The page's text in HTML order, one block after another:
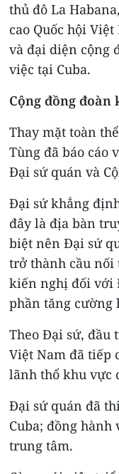
thủ đô La
cao Quốc hội
và đại diện cộng
việc tại Cuba.
Cộng đồng đoàn
Thay mặt toàn
Tùng đã báo cáo
Đại sứ quán và
Đại sứ khẳng
đây là địa bàn
biệt nên Đại sứ
trở thành cầu nối
kiến nghị đối với
phần tăng cường
Theo Đại sứ, đầu
Việt Nam đã tiếp
lãnh thổ khu vực
Đại sứ quán đã
Cuba; đồng
trung tâm.